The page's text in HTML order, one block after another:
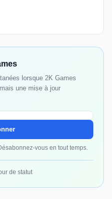
lorsque 2K Games
une mise à jour
vous en tout temps.
de statut